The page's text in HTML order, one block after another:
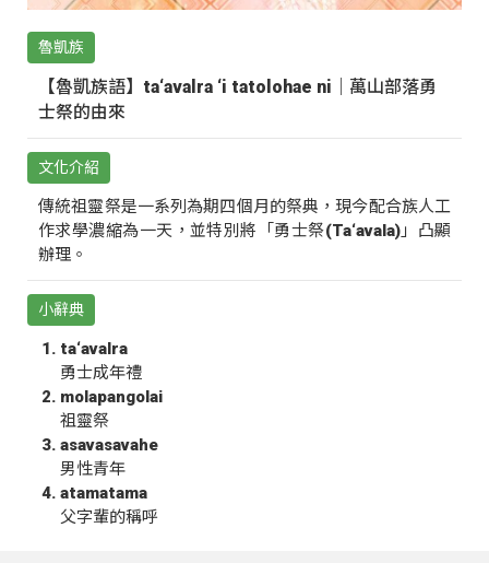
魯凱族
【魯凱族語】ta‘avalra ‘i tatolohae ni｜萬山部落勇
士祭的由來
文化介紹
傳統祖靈祭是一系列為期四個月的祭典，現今配合族人工
作求學濃縮為一天，並特別將「勇士祭(Ta‘avala)」凸顯
辦理。
小辭典
ta‘avalra
勇士成年禮
molapangolai
祖靈祭
asavasavahe
男性青年
atamatama
父字輩的稱呼